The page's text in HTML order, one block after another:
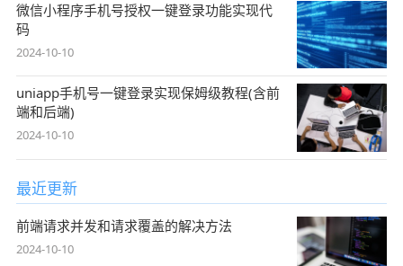
微信小程序手机号授权一键登录功能实现代
码
2024-10-10
uniapp手机号一键登录实现保姆级教程(含前
端和后端)
2024-10-10
最近更新
前端请求并发和请求覆盖的解决方法
2024-10-10